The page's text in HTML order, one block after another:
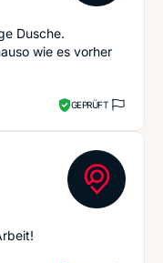
Dusche.
wie es vorher
GEPRÜFT